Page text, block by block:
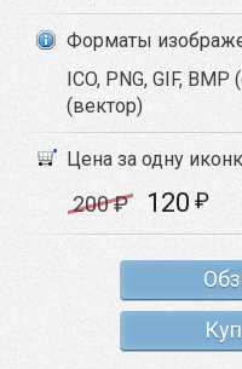
Форматы
ICO, PNG, GIF,
(вектор)
Цена за одну
200₽ 120 ₽